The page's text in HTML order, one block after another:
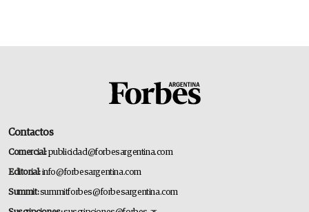
Contactos
Comercial:publicidad@forbesargentina.com
Editorial:info@forbesargentina.com
Summit:summitforbes@forbesargentina.com